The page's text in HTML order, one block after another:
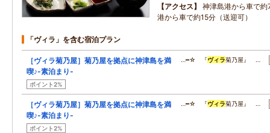
アクセス
神津島港から車で
港から車で約15分（送迎可）
「ヴィラ」を含む宿泊プラン
［ヴィラ菊乃屋］菊乃屋を拠点に神津島を満
喫♪-素泊まり-
ポイント2%
…━☆ 『ヴィラ菊乃屋』 …
［ヴィラ菊乃屋］菊乃屋を拠点に神津島を満
喫♪-素泊まり-
ポイント2%
…━☆ 『ヴィラ菊乃屋』 …